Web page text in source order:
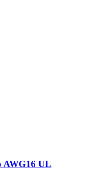
AWG16 UL